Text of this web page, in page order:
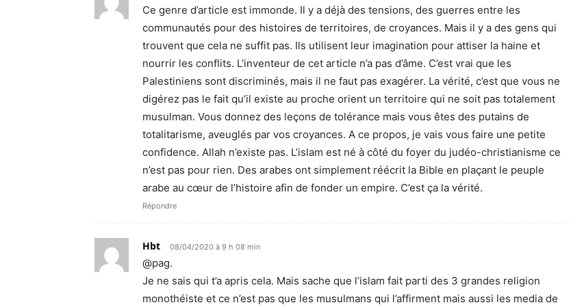
Ce genre d’article est immonde. Il y a déjà des tensions, des guerres entre les
communautés pour des histoires de territoires, de croyances. Mais il y a des gens qui
trouvent que cela ne suffit pas. Ils utilisent leur imagination pour attiser la haine et
nourrir les conflits. L’inventeur de cet article n’a pas d’âme. C’est vrai que les
Palestiniens sont discriminés, mais il ne faut pas exagérer. La vérité, c’est que vous ne
digérez pas le fait qu’il existe au proche orient un territoire qui ne soit pas totalement
musulman. Vous donnez des leçons de tolérance mais vous êtes des putains de
totalitarisme, aveuglés par vos croyances. A ce propos, je vais vous faire une petite
confidence. Allah n’existe pas. L’islam est né à côté du foyer du judéo-christianisme ce
n’est pas pour rien. Des arabes ont simplement réécrit la Bible en plaçant le peuple
arabe au cœur de l’histoire afin de fonder un empire. C’est ça la vérité.
Répondre
Hbt 08/04/2020 à 9 h 08 min
@pag.
Je ne sais qui t’a apris cela. Mais sache que l’islam fait parti des 3 grandes religion
monothéiste et ce n’est pas que les musulmans qui l’affirment mais aussi les media de